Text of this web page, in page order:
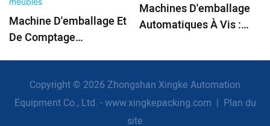
Machine D'emballage Et
De Comptage
Machines D'emballage
Automatiques À Vis :
Fiabilité
Copyright © 2026 Zhongshan Xingke Automation
Equipment Co., Ltd. - www.xingkepacking.com | Plan du
site